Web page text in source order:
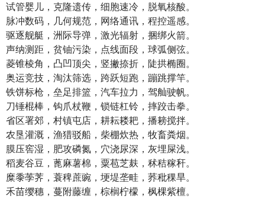
试管婴儿，克隆遗传，细胞速冷，脱氧核酸。
脉冲数码，几何规范，网络通讯，程控遥感。
驱逐舰艇，洲际导弹，激光辐射，捆绑火箭。
声纳测距，贫铀污染，点线面段，球弧侧弦。
菱锥棱角，凸凹顶尖，竖撇捺折，陡拱椭圈。
奥运竞技，淘汰筛选，跨跃短跑，蹦跳撑竿。
铁饼标枪，垒足排篮，汽车拉力，驾舢驶帆。
刀锤棍棒，钩爪杖鞭，锁链杠铃，摔跤击拳。
省区署郊，村镇屯店，耕耘耧耙，播耪搅拌。
农垦灌溉，渔猎驳船，柴棚炊热，牧畜粪烟。
膜压窖湿，肥攻磷氮，穴浇尿深，灰埋屎浅。
稻麦谷豆，蓖麻薯棉，粟苞芝麸，秫秸稼秆。
糜黍荸荠，蓑稗蔗豌，埂堤垄畦，荞秕稞旱。
禾苗缨穗，蔓附藤缠，棕榈柠檬，枫棵紫檀。